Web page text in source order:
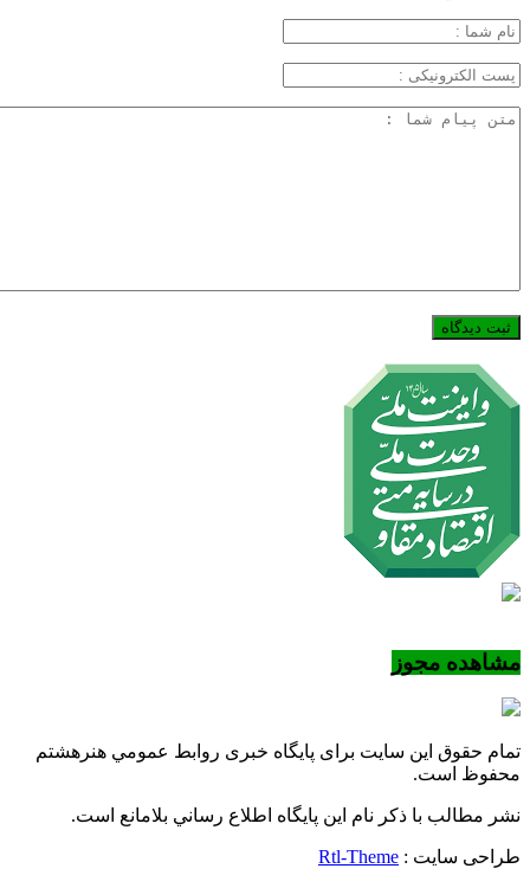
مشاهده مجوز
تمام حقوق این سایت برای پایگاه خبری روابط عمومي هنرهشتم
محفوظ است.
نشر مطالب با ذکر نام اين پايگاه اطلاع رساني بلامانع است.
طراحی سایت : Rtl-Theme